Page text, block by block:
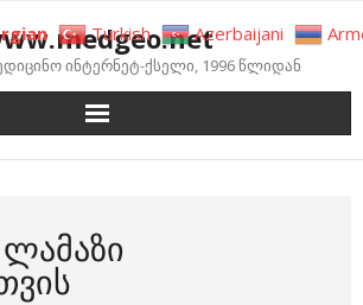
ინტერნეტ-ქსელი, 1996 წლიდან
Turkish Azerbaijani